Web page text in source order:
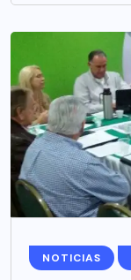
NOTICIAS